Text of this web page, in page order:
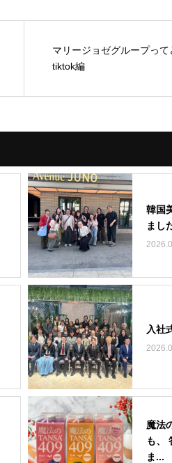
マリージョゼグループって
tiktok編
韓国
まし
入社
魔法
も、
ま...